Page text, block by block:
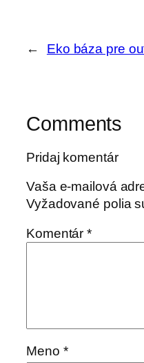
← Eko báza pre
Comments
Pridaj komentár
Vaša e-mailová
Vyžadované polia
Komentár*
Meno *